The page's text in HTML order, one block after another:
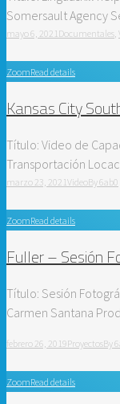
Somersault Agency
mayo 6, 2021 Documentales
ZoomRead details
Kansas City
Título: Video de
Transportación
marzo 23, 2021VideoBy6ab0
ZoomRead details
Fuller – Sesión
Título: Sesión
Carmen Santana
febrero 26, 2019ProyectosBy
ZoomRead details